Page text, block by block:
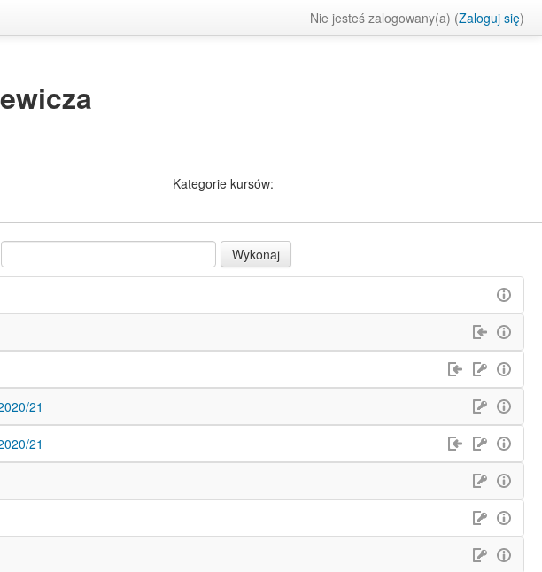
Nie jesteś zalogowany(a) (Zaloguj się)
Kategorie kursów:
21
21